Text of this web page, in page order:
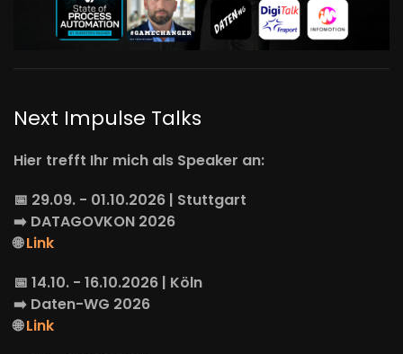
Next Impulse Talks
Hier trefft Ihr mich als Speaker an:
📅 29.09. - 01.10.2026 | Stuttgart
➡️ DATAGOVKON 2026
🌐Link
📅 14.10. - 16.10.2026 | Köln
➡️ Daten-WG 2026
🌐Link